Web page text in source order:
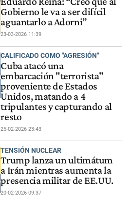
Gobierno le va a ser difícil
aguantarlo a Adorni”
23-03-2026 11:39
CALIFICADO COMO "AGRESIÓN"
Cuba atacó una
embarcación "terrorista"
proveniente de Estados
Unidos, matando a 4
tripulantes y capturando al
resto
25-02-2026 23:43
TENSIÓN NUCLEAR
Trump lanza un ultimátum
a Irán mientras aumenta la
presencia militar de EE.UU.
20-02-2026 09:37